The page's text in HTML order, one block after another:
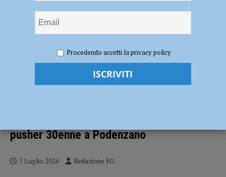
minorenne trovato in casa con 140 grammi di hashish e materiale per
lo spaccio: arrestato. In manette anche un pusher 30enne a Podenzano
Rivergaro, minorenne trovato in casa con
pusher 30enne a Podenzano
7 Luglio 2026 Redazione FG
Procedendo accetti la privacy policy